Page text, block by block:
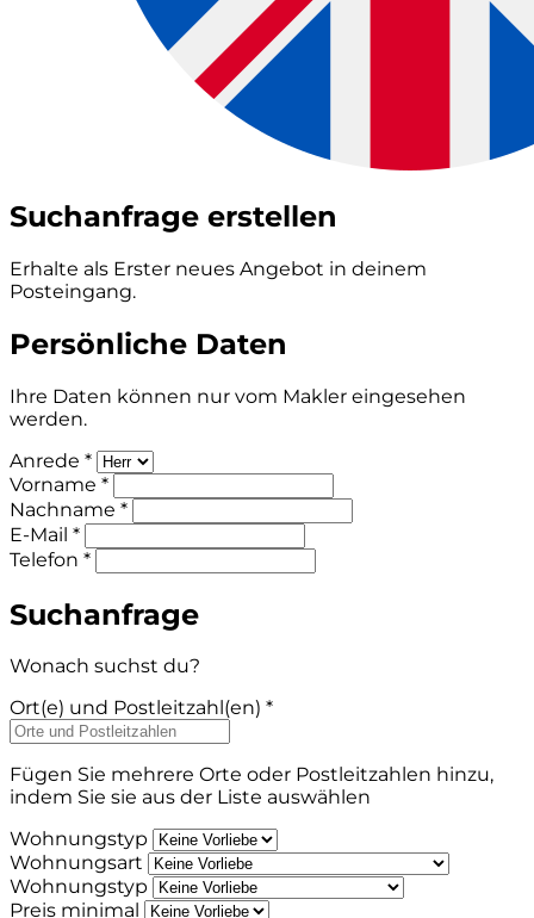
Suchanfrage erstellen
Erhalte als Erster neues Angebot in deinem
Posteingang.
Persönliche Daten
Ihre Daten können nur vom Makler eingesehen
werden.
Anrede *
Vorname *
Nachname *
E-Mail *
Telefon *
Suchanfrage
Wonach suchst du?
Ort(e) und Postleitzahl(en) *
Fügen Sie mehrere Orte oder Postleitzahlen hinzu,
indem Sie sie aus der Liste auswählen
Wohnungstyp
Wohnungsart
Wohnungstyp
Preis minimal